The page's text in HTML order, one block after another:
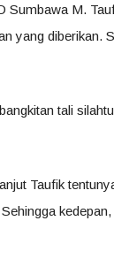
Sumbawa M.
yang diberikan.
tali
Taufik